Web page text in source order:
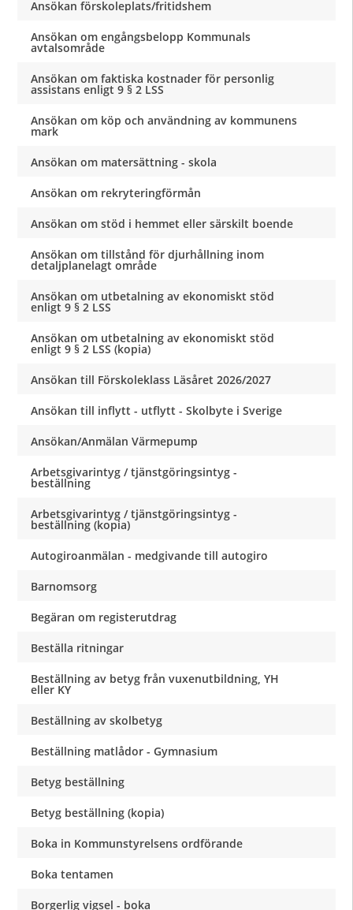
Ansökan förskoleplats/fritidshem
Ansökan om engångsbelopp Kommunals
avtalsområde
Ansökan om faktiska kostnader för personlig
assistans enligt 9 § 2 LSS
Ansökan om köp och användning av kommunens
mark
Ansökan om matersättning - skola
Ansökan om rekryteringförmån
Ansökan om stöd i hemmet eller särskilt boende
Ansökan om tillstånd för djurhållning inom
detaljplanelagt område
Ansökan om utbetalning av ekonomiskt stöd
enligt 9 § 2 LSS
Ansökan om utbetalning av ekonomiskt stöd
enligt 9 § 2 LSS (kopia)
Ansökan till Förskoleklass Läsåret 2026/2027
Ansökan till inflytt - utflytt - Skolbyte i Sverige
Ansökan/Anmälan Värmepump
Arbetsgivarintyg / tjänstgöringsintyg -
beställning
Arbetsgivarintyg / tjänstgöringsintyg -
beställning (kopia)
Autogiroanmälan - medgivande till autogiro
Barnomsorg
Begäran om registerutdrag
Beställa ritningar
Beställning av betyg från vuxenutbildning, YH
eller KY
Beställning av skolbetyg
Beställning matlådor - Gymnasium
Betyg beställning
Betyg beställning (kopia)
Boka in Kommunstyrelsens ordförande
Boka tentamen
Borgerlig vigsel - boka